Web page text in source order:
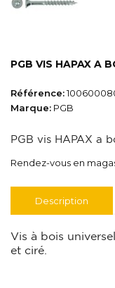
PGB VIS HAPAX A
Référence:
Marque: PGB
PGB vis HAPAX a
Rendez-vous en
Description
Vis à bois
et ciré.